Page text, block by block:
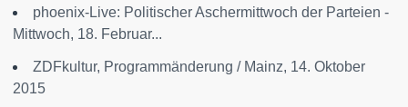
phoenix-Live: Politischer Aschermittwoch der Parteien -
Mittwoch, 18. Februar...
ZDFkultur, Programmänderung / Mainz, 14. Oktober
2015